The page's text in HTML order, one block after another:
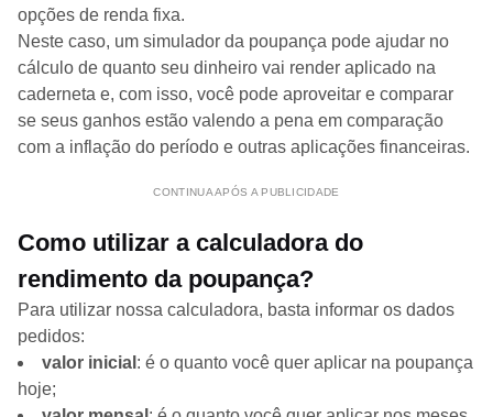
opções de renda fixa.
Neste caso, um simulador da poupança pode ajudar no
cálculo de quanto seu dinheiro vai render aplicado na
caderneta e, com isso, você pode aproveitar e comparar
se seus ganhos estão valendo a pena em comparação
com a inflação do período e outras aplicações financeiras.
CONTINUA APÓS A PUBLICIDADE
Como utilizar a calculadora do
rendimento da poupança?
Para utilizar nossa calculadora, basta informar os dados
pedidos:
valor inicial : é o quanto você quer aplicar na poupança
hoje;